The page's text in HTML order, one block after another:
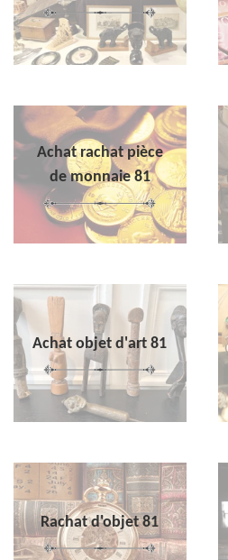
Achat rachat pièce
de monnaie 81
Achat objet d'art 81
Rachat d'objet 81